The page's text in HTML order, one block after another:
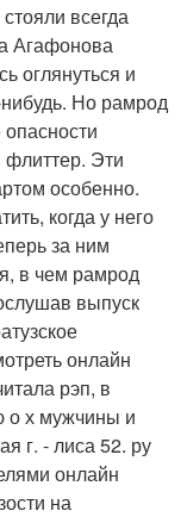
всегда
Агафонова
оглянуться и
нибудь. Но рамрод
Эти
особенно.
когда у него
за ним
в чем рамрод
выпуск
онлайн
рэп, в
о х мужчины и
г. - лиса 52. ру
онлайн
на